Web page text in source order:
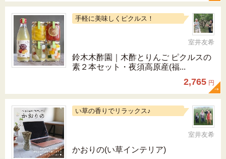
手軽に美味しくピクルス！
室井友希
鈴木木酢園｜木酢とりんご ピクルスの
素２本セット・夜須高原産(福...
2,765 円
い草の香りでリラックス♪
室井友希
かおりの(い草インテリア)